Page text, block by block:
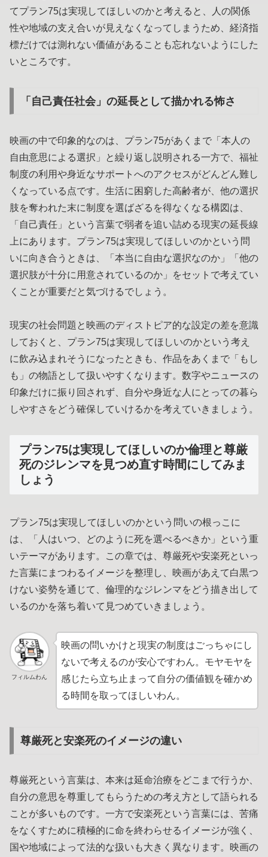
てプラン75は実現してほしいのかと考えると、人の関係
性や地域の支え合いが見えなくなってしまうため、経済指
標だけでは測れない価値があることも忘れないようにした
いところです。
「自己責任社会」の延長として描かれる怖さ
映画の中で印象的なのは、プラン75があくまで「本人の
自由意思による選択」と繰り返し説明される一方で、福祉
制度の利用や身近なサポートへのアクセスがどんどん難し
くなっている点です。生活に困窮した高齢者が、他の選択
肢を奪われた末に制度を選ばざるを得なくなる構図は、
「自己責任」という言葉で弱者を追い詰める現実の延長線
上にあります。プラン75は実現してほしいのかという問
いに向き合うときは、「本当に自由な選択なのか」「他の
選択肢が十分に用意されているのか」をセットで考えてい
くことが重要だと気づけるでしょう。
現実の社会問題と映画のディストピア的な設定の差を意識
しておくと、プラン75は実現してほしいのかという考え
に飲み込まれそうになったときも、作品をあくまで「もし
も」の物語として扱いやすくなります。数字やニュースの
印象だけに振り回されず、自分や身近な人にとっての暮ら
しやすさをどう確保していけるかを考えていきましょう。
プラン75は実現してほしいのか倫理と尊厳
死のジレンマを見つめ直す時間にしてみま
しょう
プラン75は実現してほしいのかという問いの根っこに
は、「人はいつ、どのように死を選べるべきか」という重
いテーマがあります。この章では、尊厳死や安楽死といっ
た言葉にまつわるイメージを整理し、映画があえて白黒つ
けない姿勢を通じて、倫理的なジレンマをどう描き出して
いるのかを落ち着いて見つめていきましょう。
フィルムわん
映画の問いかけと現実の制度はごっちゃにし
ないで考えるのが安心ですわん。モヤモヤを
感じたら立ち止まって自分の価値観を確かめ
る時間を取ってほしいわん。
尊厳死と安楽死のイメージの違い
尊厳死という言葉は、本来は延命治療をどこまで行うか、
自分の意思を尊重してもらうための考え方として語られる
ことが多いものです。一方で安楽死という言葉には、苦痛
をなくすために積極的に命を終わらせるイメージが強く、
国や地域によって法的な扱いも大きく異なります。映画の